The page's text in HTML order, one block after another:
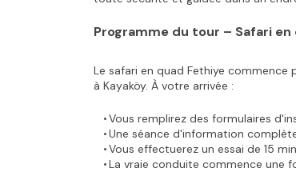
Programme du tour – Safari
Le safari en quad Fethiye
à Kayaköy. À votre arrivée :
Vous remplirez des formulaires
Une séance d'information
Vous effectuerez un essai de 15
La vraie conduite commence une